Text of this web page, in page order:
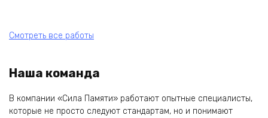
Смотреть все работы
Наша команда
В компании «Сила Памяти» работают опытные специалисты,
которые не просто следуют стандартам, но и понимают